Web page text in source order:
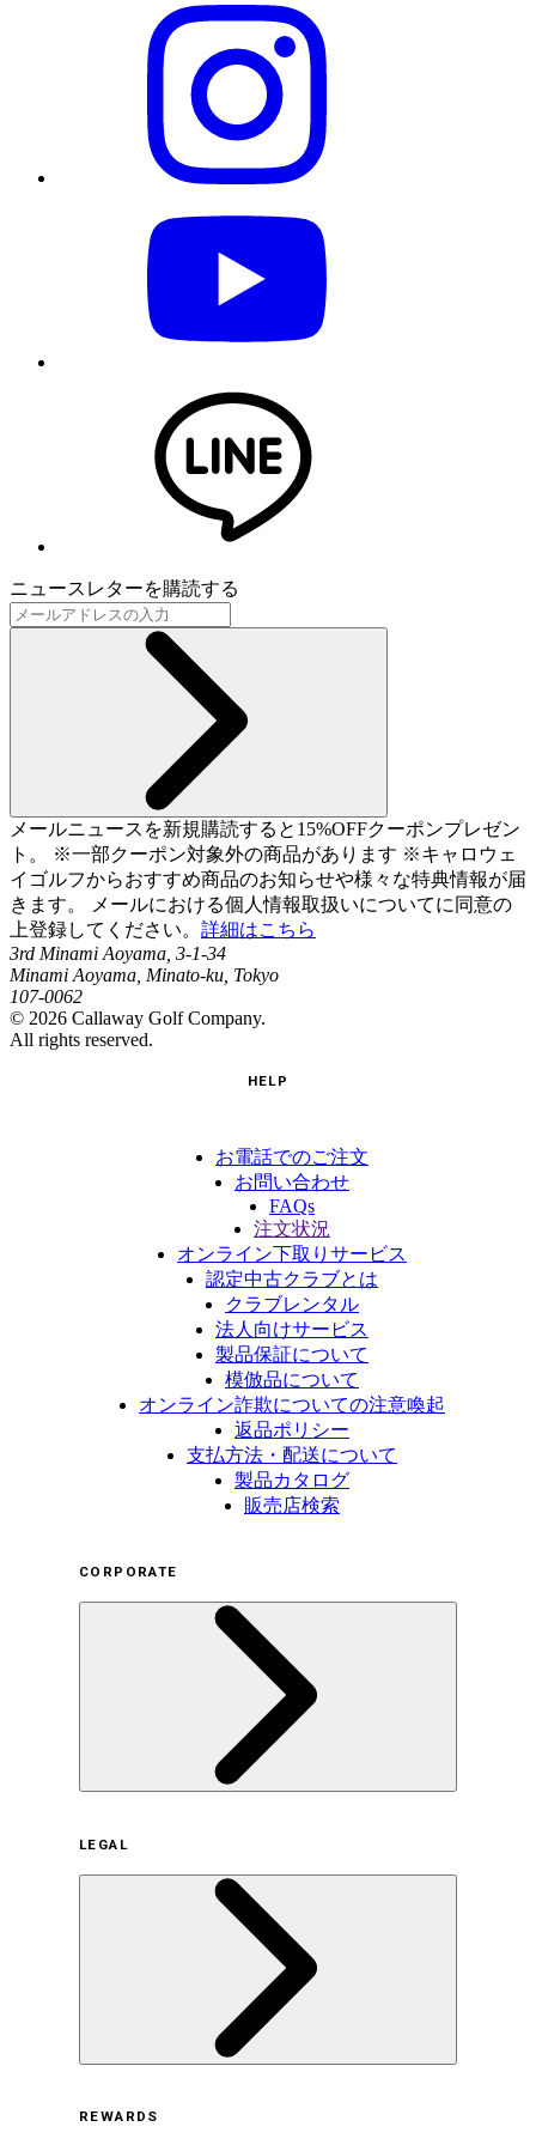
ニュースレターを購読する
メールニュースを新規購読すると15%OFFクーポンプレゼン
ト。 ※一部クーポン対象外の商品があります ※キャロウェ
イゴルフからおすすめ商品のお知らせや様々な特典情報が届
きます。 メールにおける個人情報取扱いについてに同意の
上登録してください。 詳細はこちら
3rd Minami Aoyama, 3-1-34
Minami Aoyama, Minato-ku, Tokyo
107-0062
© 2026 Callaway Golf Company.
All rights reserved.
HELP
お電話でのご注文
お問い合わせ
FAQs
注文状況
オンライン下取りサービス
認定中古クラブとは
クラブレンタル
法人向けサービス
製品保証について
模倣品について
オンライン詐欺についての注意喚起
返品ポリシー
支払方法・配送について
製品カタログ
販売店検索
CORPORATE
サステナビリティの取り組み（日本）
サステナビリティの取り組み（米国/英語）
ヒストリー
採用情報
LEGAL
REWARDS